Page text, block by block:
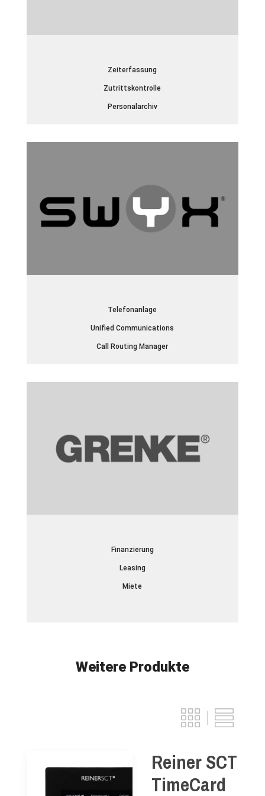
Zeiterfassung
Zutrittskontrolle
Personalarchiv
Telefonanlage
Unified Communications
Call Routing Manager
Finanzierung
Leasing
Miete
Weitere Produkte
Reiner SCT
TimeCard